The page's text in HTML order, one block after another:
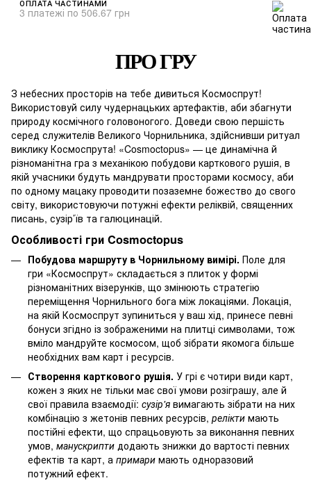
ОПЛАТА ЧАСТИНАМИ
3 платежі по 506.67 грн
ПРО ГРУ
З небесних просторів на тебе дивиться Космоспрут!
Використовуй силу чудернацьких артефактів, аби збагнути
природу космічного головоногого. Доведи свою першість
серед служителів Великого Чорнильника, здійснивши ритуал
виклику Космоспрута! «Cosmoctopus» — це динамічна й
різноманітна гра з механікою побудови карткового рушія, в
якій учасники будуть мандрувати просторами космосу, аби
по одному мацаку проводити позаземне божество до свого
світу, використовуючи потужні ефекти реліквій, священних
писань, сузір’їв та галюцинацій.
Особливості гри Cosmoctopus
Побудова маршруту в Чорнильному вимірі. Поле для
гри «Космоспрут» складається з плиток у формі
різноманітних візерунків, що змінюють стратегію
переміщення Чорнильного бога між локаціями. Локація,
на якій Космоспрут зупиниться у ваш хід, принесе певні
бонуси згідно із зображеними на плитці символами, тож
вміло мандруйте космосом, щоб зібрати якомога більше
необхідних вам карт і ресурсів.
Створення карткового рушія. У грі є чотири види карт,
кожен з яких не тільки має свої умови розіграшу, але й
свої правила взаємодії: сузір'я вимагають зібрати на них
комбінацію з жетонів певних ресурсів, релікти мають
постійні ефекти, що спрацьовують за виконання певних
умов, манускрипти додають знижки до вартості певних
ефектів та карт, а примари мають одноразовий
потужний ефект.